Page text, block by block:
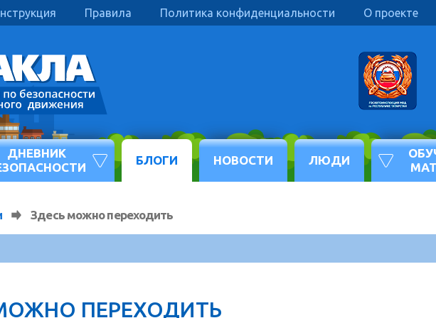
Правила Политика конфиденциальности О проекте
ДНЕВНИК
БЛОГИ НОВОСТИ ЛЮДИ
Здесь можно переходить
ПЕРЕХОДИТЬ